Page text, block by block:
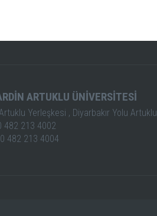
ARTUKLU ÜNİVERSİTESİ
Artuklu Yerleşkesi , Diyarbakır Yolu
482 213 4002
482 213 4004